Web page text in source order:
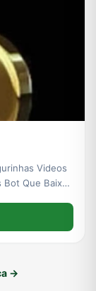
Videos
Bot Que Baixa
→